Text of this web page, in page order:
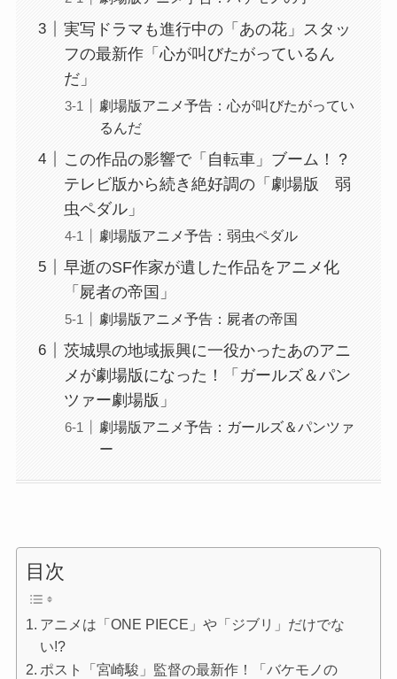
実写ドラマも進行中の「あの花」スタッ
フの最新作「心が叫びたがっているん
だ」
劇場版アニメ予告：心が叫びたがってい
るんだ
この作品の影響で「自転車」ブーム！？
テレビ版から続き絶好調の「劇場版 弱
虫ペダル」
劇場版アニメ予告：弱虫ペダル
早逝のSF作家が遺した作品をアニメ化
「屍者の帝国」
劇場版アニメ予告：屍者の帝国
茨城県の地域振興に一役かったあのアニ
メが劇場版になった！「ガールズ＆パン
ツァー劇場版」
劇場版アニメ予告：ガールズ＆パンツァ
ー
目次
アニメは「ONE PIECE」や「ジブリ」だけでな
い!?
ポスト「宮崎駿」監督の最新作！「バケモノの